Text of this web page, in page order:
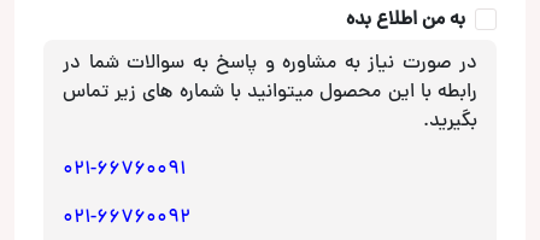
به من اطلاع بده
در صورت نیاز به مشاوره و پاسخ به سوالات شما در
رابطه با این محصول میتوانید با شماره های زیر تماس
بگیرید.
021-66760091
021-66760092